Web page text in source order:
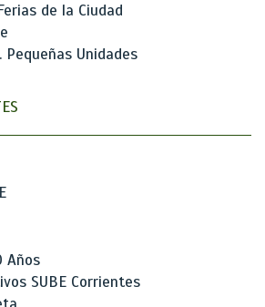
de la Ciudad
Pequeñas Unidades
Años
SUBE Corrientes